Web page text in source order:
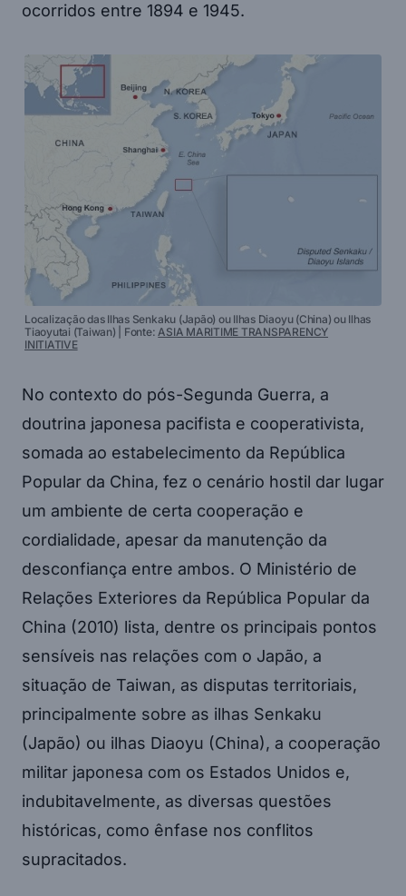
ocorridos entre 1894 e 1945.
Localização das Ilhas Senkaku (Japão) ou Ilhas Diaoyu (China) ou Ilhas
Tiaoyutai (Taiwan) | Fonte:ASIA MARITIME TRANSPARENCY
INITIATIVE
No contexto do pós-Segunda Guerra, a
doutrina japonesa pacifista e cooperativista,
somada ao estabelecimento da República
Popular da China, fez o cenário hostil dar lugar
um ambiente de certa cooperação e
cordialidade, apesar da manutenção da
desconfiança entre ambos. O Ministério de
Relações Exteriores da República Popular da
China (2010) lista, dentre os principais pontos
sensíveis nas relações com o Japão, a
situação de Taiwan, as disputas territoriais,
principalmente sobre as ilhas Senkaku
(Japão) ou ilhas Diaoyu (China), a cooperação
militar japonesa com os Estados Unidos e,
indubitavelmente, as diversas questões
históricas, como ênfase nos conflitos
supracitados.